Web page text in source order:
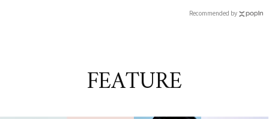
Recommended by
FEATURE